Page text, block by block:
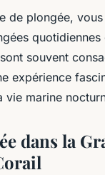
de plongée,
souvent
expérience
vie marine
dans la